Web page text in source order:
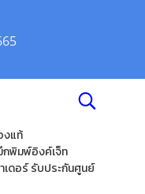
งแท้
กพิมพ์อิงค์เจ็ท
เดอร์ รับประกันศูนย์